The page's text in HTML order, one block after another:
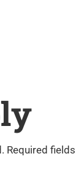
Required fields